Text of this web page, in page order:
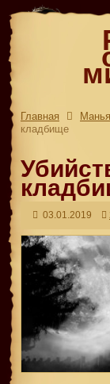
Главная
кладбище
03.01.2019